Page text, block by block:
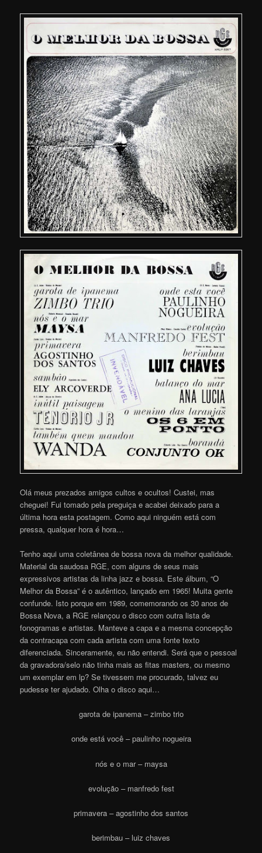
Olá meus prezados amigos cultos e ocultos! Custei, mas
cheguei! Fui tomado pela preguiça e acabei deixado para a
última hora esta postagem. Como aqui ninguém está com
pressa, qualquer hora é hora…
Tenho aqui uma coletânea de bossa nova da melhor qualidade.
Material da saudosa RGE, com alguns de seus mais
expressivos artistas da linha jazz e bossa. Este álbum, “O
Melhor da Bossa” é o autêntico, lançado em 1965! Muita gente
confunde. Isto porque em 1989, comemorando os 30 anos de
Bossa Nova, a RGE relançou o disco com outra lista de
fonogramas e artistas. Manteve a capa e a mesma concepção
da contracapa com cada artista com uma fonte texto
diferenciada. Sinceramente, eu não entendi. Será que o pessoal
da gravadora/selo não tinha mais as fitas masters, ou mesmo
um exemplar em lp? Se tivessem me procurado, talvez eu
pudesse ter ajudado. Olha o disco aqui…
garota de ipanema – zimbo trio
onde está você – paulinho nogueira
nós e o mar – maysa
evolução – manfredo fest
primavera – agostinho dos santos
berimbau – luiz chaves